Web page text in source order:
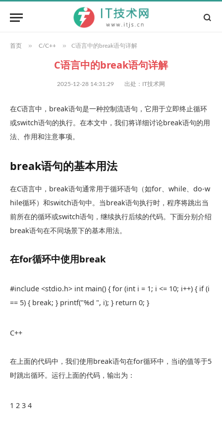
首页 » C/C++ » C语言中的break语句详解
C语言中的break语句详解
2025-12-28 14:31:29 出处：IT技术网
在C语言中， break语句是一种控制流语句，它用于立即终止循环
或switch语句的执行。在本文中，我们将详细讨论break语句的用
法、作用和注意事项。
break语句的基本用法
在C语言中， break语句通常用于循环语句（如for、 while、 do-w
hile循环）和switch语句中。当break语句执行时，程序将跳出当
前所在的循环或switch语句，继续执行后续的代码。下面分别介绍
break语句在不同场景下的基本用法。
在for循环中使用break
#include <stdio.h> int main() { for (int i = 1; i <= 10; i++) { if (i
== 5) { break; } printf("%d ", i); } return 0; }
C++
在上面的代码中，我们使用break语句在for循环中，当i的值等于5
时跳出循环。运行上面的代码，输出为：
1 2 3 4